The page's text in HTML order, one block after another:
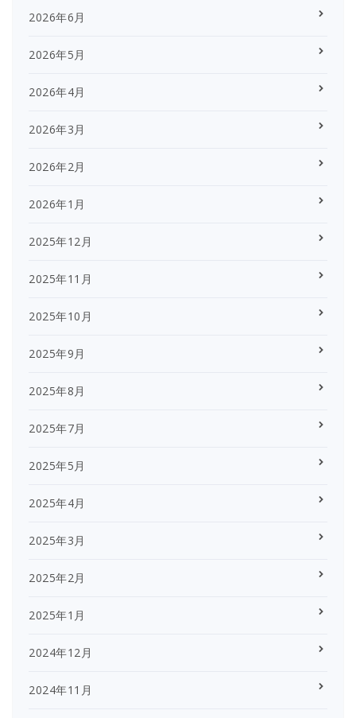
2026年6月
2026年5月
2026年4月
2026年3月
2026年2月
2026年1月
2025年12月
2025年11月
2025年10月
2025年9月
2025年8月
2025年7月
2025年5月
2025年4月
2025年3月
2025年2月
2025年1月
2024年12月
2024年11月